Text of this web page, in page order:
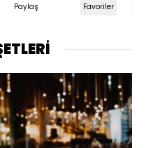
Paylaş Favoriler